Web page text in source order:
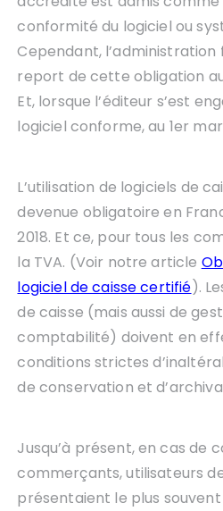
conformité du logiciel ou
Cependant,
report de cette obligation
Et, lorsque l’éditeur s’est
logiciel conforme, au 1er
L’utilisation de logiciels de
devenue obligatoire en
2018. Et ce, pour tous les
la TVA. (Voir notre article
logiciel de caisse certifié).
de caisse (mais aussi de
comptabilité) doivent en
conditions strictes
de conservation et
Jusqu’à présent, en cas de
commerçants, utilisateurs
présentaient le plus